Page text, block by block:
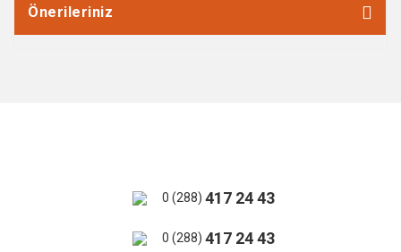
Önerileriniz
0 (288) 417 24 43
0 (288) 417 24 43